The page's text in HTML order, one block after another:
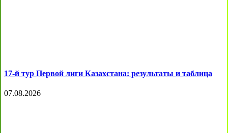
17-й тур Первой лиги Казахстана: результаты и таблица
07.08.2026